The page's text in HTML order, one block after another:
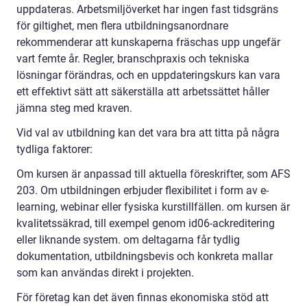
uppdateras. Arbetsmiljöverket har ingen fast tidsgräns
för giltighet, men flera utbildningsanordnare
rekommenderar att kunskaperna fräschas upp ungefär
vart femte år. Regler, branschpraxis och tekniska
lösningar förändras, och en uppdateringskurs kan vara
ett effektivt sätt att säkerställa att arbetssättet håller
jämna steg med kraven.
Vid val av utbildning kan det vara bra att titta på några
tydliga faktorer:
Om kursen är anpassad till aktuella föreskrifter, som AFS
203. Om utbildningen erbjuder flexibilitet i form av e-
learning, webinar eller fysiska kurstillfällen. om kursen är
kvalitetssäkrad, till exempel genom id06-ackreditering
eller liknande system. om deltagarna får tydlig
dokumentation, utbildningsbevis och konkreta mallar
som kan användas direkt i projekten.
För företag kan det även finnas ekonomiska stöd att